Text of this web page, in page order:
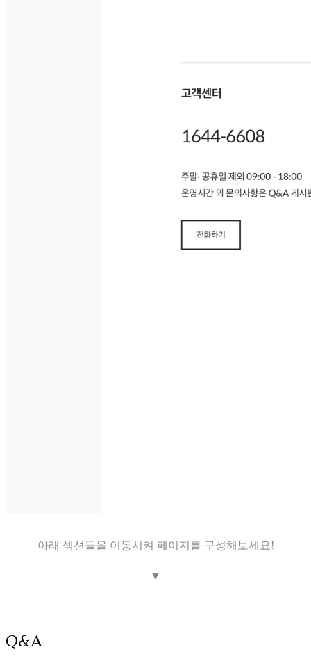
아래 섹션들을 이동시켜 페이지를 구성해보세요!
▼
Q&A